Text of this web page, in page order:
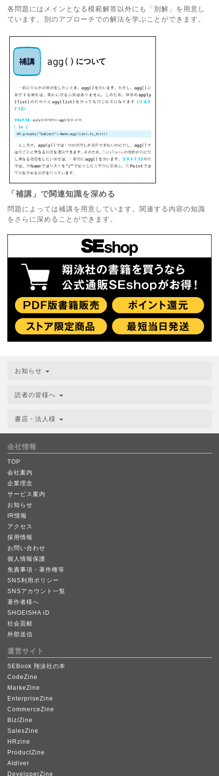
各問題にはメインとなる模範解答以外にも「別解」を用意し
ています。別のアプローチでの解法を学ぶことができます。
「補講」で関連知識を深める
問題によっては補講を用意しています。関連する内容の知識
をさらに深めることができます。
お知らせ
読者の皆様へ
書店・法人様
会社情報
TOP
会社案内
企業理念
サービス案内
お知らせ
IR情報
アクセス
採用情報
お問い合わせ
個人情報保護
免責事項・著作権等
SNS利用ポリシー
SNSアカウント一覧
著作者様へ
SHOEISHA iD
社会貢献
外部送信
運営サイト
SEBook 翔泳社の本
CodeZine
MarkeZine
EnterpriseZine
CommerceZine
Biz/Zine
SalesZine
HRzine
ProductZine
AIdiver
DeveloperZine